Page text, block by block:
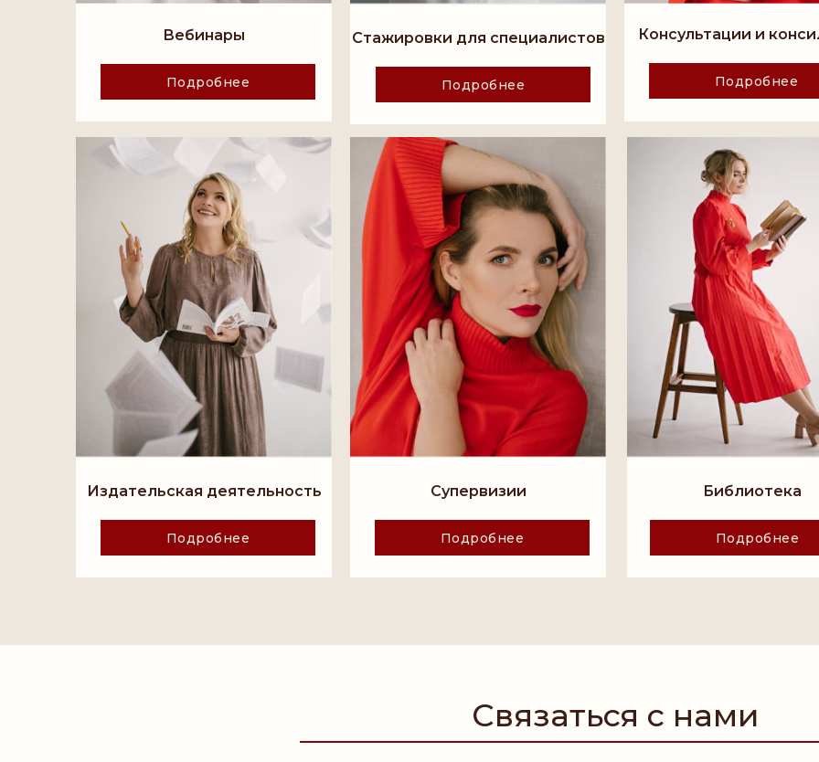
Библиотека
Подробнее
Стажировки для специалистов
Подробнее
Издательская деятельность
Подробнее
Супервизии
Подробнее
Вебинары
Подробнее
Консультации и
Подробнее
Связаться с нами